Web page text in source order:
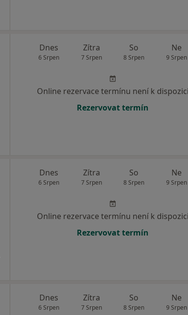
Dnes
6 Srpen
Zítra
7 Srpen
So
8 Srpen
Ne
9 Srpen
Online rezervace termínu není k dispozici
Rezervovat termín
Dnes
6 Srpen
Zítra
7 Srpen
So
8 Srpen
Ne
9 Srpen
Online rezervace termínu není k dispozici
Rezervovat termín
Dnes
6 Srpen
Zítra
7 Srpen
So
8 Srpen
Ne
9 Srpen